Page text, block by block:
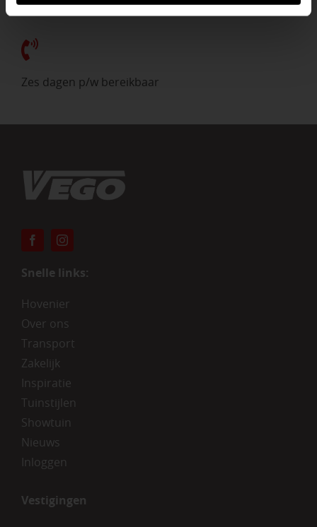
Ervaren tuinadvies
Zes dagen p/w bereikbaar
Snelle links:
Hovenier
Over ons
Transport
Zakelijk
Inspiratie
Tuinstijlen
Showtuin
Nieuws
Inloggen
Vestigingen